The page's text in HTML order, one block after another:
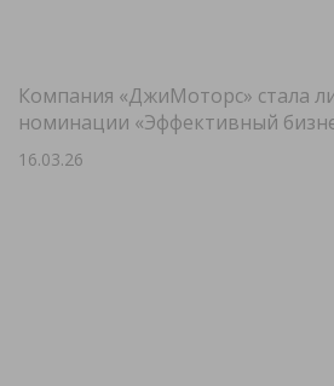
Компания «ДжиМоторс» стала
номинации «Эффективный
16.03.26